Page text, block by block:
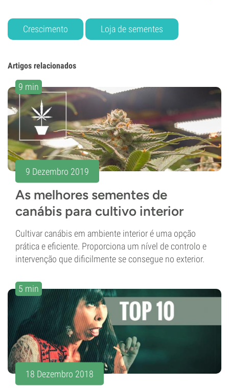
Crescimento Loja de sementes
Artigos relacionados
9 min
9 Dezembro 2019
As melhores sementes de
canábis para cultivo interior
Cultivar canábis em ambiente interior é uma opção
prática e eficiente. Proporciona um nível de controlo e
intervenção que dificilmente se consegue no exterior.
5 min
18 Dezembro 2018